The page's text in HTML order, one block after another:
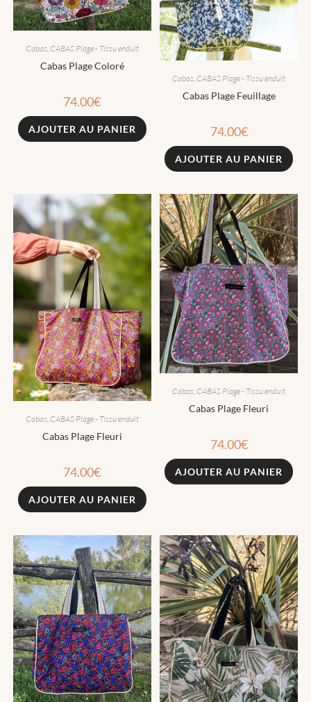
Cabas CABAS Plage - Tissu enduit
Cabas Plage Coloré
74.00€
AJOUTER AU PANIER
Cabas CABAS Plage - Tissu enduit
Cabas Plage Feuillage
74.00€
AJOUTER AU PANIER
Cabas, CABAS Plage - Tissu enduit
Cabas Plage Fleuri
74.00€
AJOUTER AU PANIER
Cabas CABAS Plage - Tissu enduit
Cabas Plage Fleuri
74.00€
AJOUTER AU PANIER